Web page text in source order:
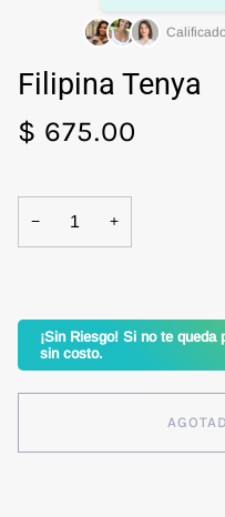
Calificado
Filipina Tenya
$ 675.00
− +
¡Sin Riesgo! Si no te
sin costo.